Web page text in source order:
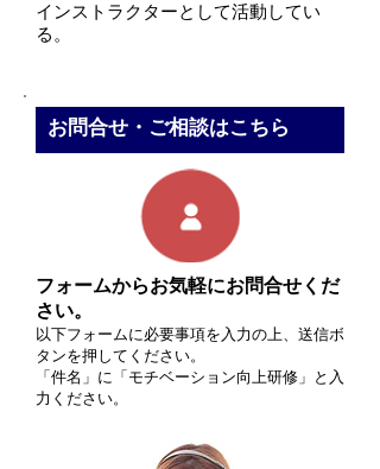
インストラクターとして活動してい
る。
お問合せ・ご相談はこちら
フォームからお気軽にお問合せくだ
さい。
以下フォームに必要事項を入力の上、送信ボ
タンを押してください。
「件名」に「モチベーション向上研修」と入
力ください。